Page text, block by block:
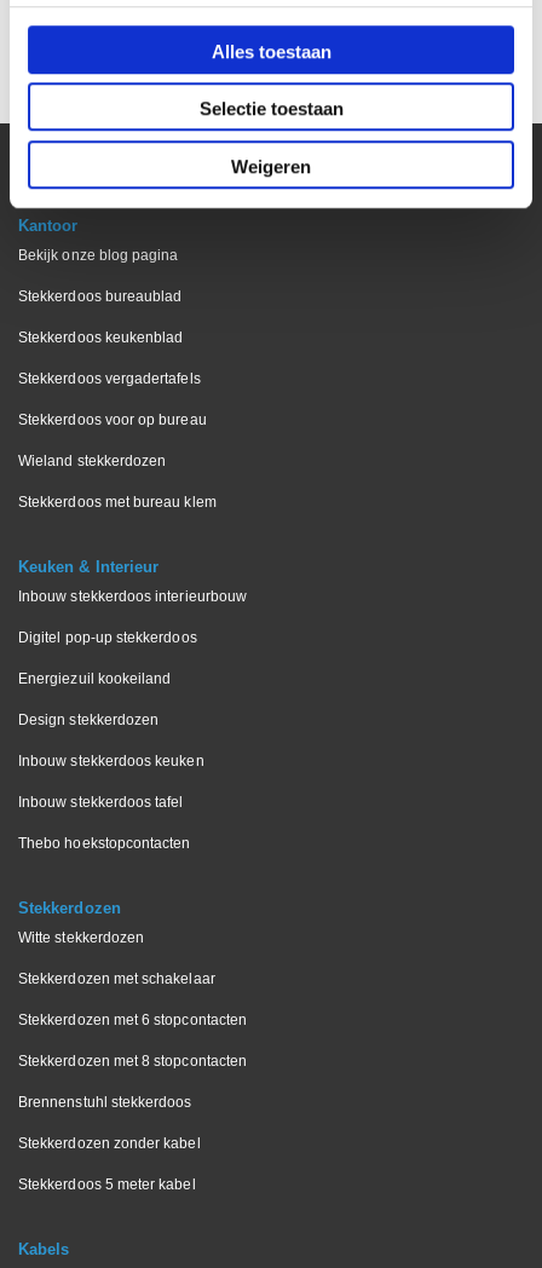
Alles toestaan
Selectie toestaan
Weigeren
€ 8,89
meter kabel
Kantoor
Bekijk onze blog pagina
Stekkerdoos bureaublad
Stekkerdoos keukenblad
Stekkerdoos vergadertafels
Stekkerdoos voor op bureau
Wieland stekkerdozen
Stekkerdoos met bureau klem
Keuken & Interieur
Inbouw stekkerdoos interieurbouw
Digitel pop-up stekkerdoos
Energiezuil kookeiland
Design stekkerdozen
Inbouw stekkerdoos keuken
Inbouw stekkerdoos tafel
Thebo hoekstopcontacten
Stekkerdozen
Witte stekkerdozen
Stekkerdozen met schakelaar
Stekkerdozen met 6 stopcontacten
Stekkerdozen met 8 stopcontacten
Brennenstuhl stekkerdoos
Stekkerdozen zonder kabel
Stekkerdoos 5 meter kabel
Kabels